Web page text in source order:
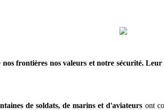
nos frontières nos valeurs et notre sécurité. Leur
de soldats, de marins et d'aviateurs ont